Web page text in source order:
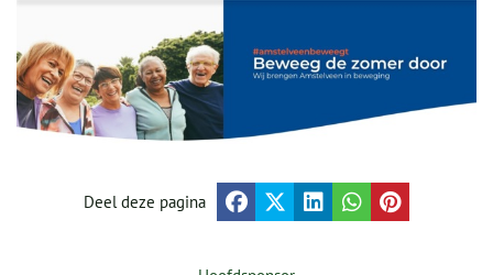
Deel deze pagina